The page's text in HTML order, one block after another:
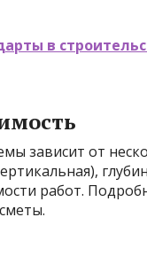
в
зависит от
работ.